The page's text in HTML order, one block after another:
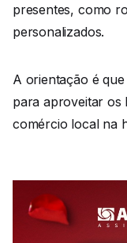
presentes, como
personalizados.
A orientação é
para aproveitar os
comércio local na